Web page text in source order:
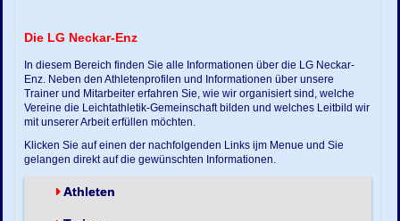
Die LG Neckar-Enz
In diesem Bereich finden Sie alle Informationen über die LG Neckar-
Enz. Neben den Athletenprofilen und Informationen über unsere
Trainer und Mitarbeiter erfahren Sie, wie wir organisiert sind, welche
Vereine die Leichtathletik-Gemeinschaft bilden und welches Leitbild wir
mit unserer Arbeit erfüllen möchten.
Klicken Sie auf einen der nachfolgenden Links ijm Menue und Sie
gelangen direkt auf die gewünschten Informationen.
Athleten